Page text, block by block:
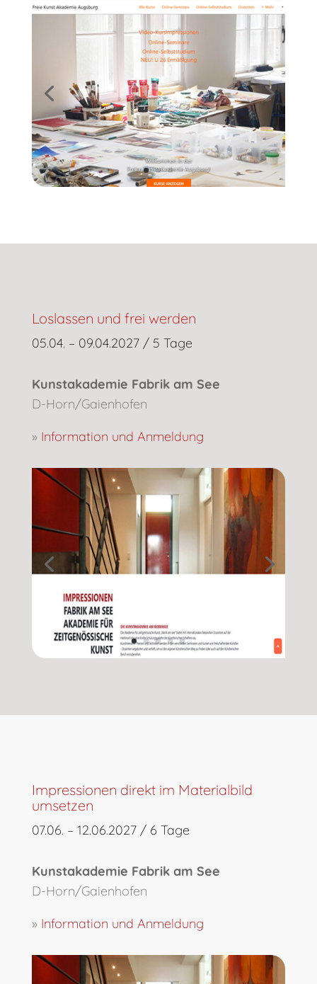
Loslassen und frei werden
05.04. – 09.04.2027 / 5 Tage
Kunstakademie Fabrik am See
D-Horn/Gaienhofen
» Information und Anmeldung
Impressionen direkt im Materialbild
umsetzen
07.06. – 12.06.2027 / 6 Tage
Kunstakademie Fabrik am See
D-Horn/Gaienhofen
» Information und Anmeldung